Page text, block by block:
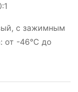
с зажимным
от -46°C до